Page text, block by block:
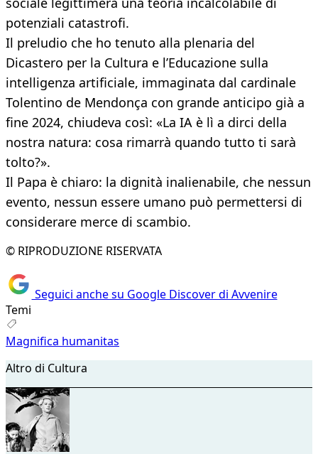
potenziali catastrofi.
Il preludio che ho tenuto alla plenaria del
Dicastero per la Cultura e l’Educazione sulla
intelligenza artificiale, immaginata dal cardinale
Tolentino de Mendonça con grande anticipo già a
fine 2024, chiudeva così: «La IA è lì a dirci della
nostra natura: cosa rimarrà quando tutto ti sarà
tolto?».
Il Papa è chiaro: la dignità inalienabile, che nessun
evento, nessun essere umano può permettersi di
considerare merce di scambio.
© RIPRODUZIONE RISERVATA
Seguici anche su Google Discover di Avvenire
Temi
Magnifica humanitas
Altro di Cultura